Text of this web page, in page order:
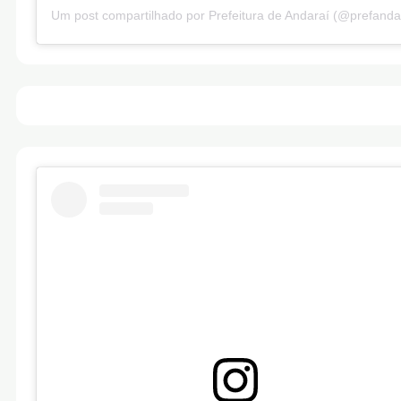
Um post compartilhado por Prefeitura de Andaraí